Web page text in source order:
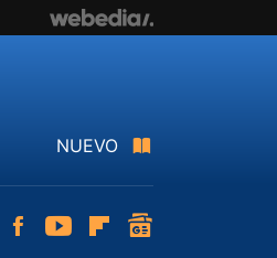
NUEVO
InstagramFacebookYoutubeFlipboard